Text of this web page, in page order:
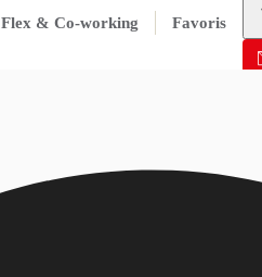
Flex & Co-working Favoris